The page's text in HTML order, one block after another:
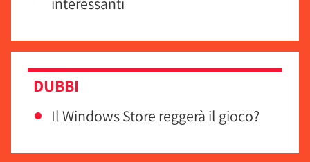
DUBBI
Il Windows Store reggerà il gioco?